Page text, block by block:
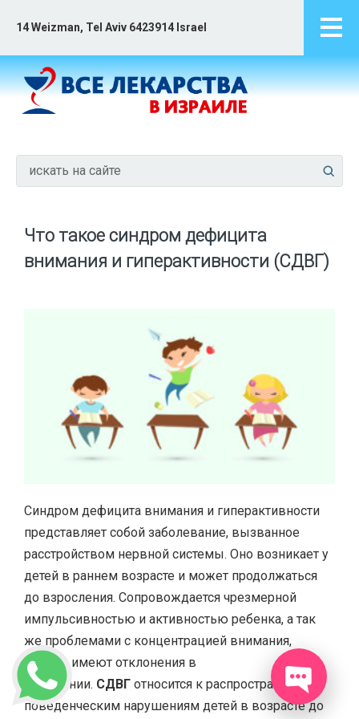
14 Weizman, Tel Aviv 6423914 Israel
Что такое синдром дефицита
внимания и гиперактивности (СДВГ)
Синдром дефицита внимания и гиперактивности
представляет собой заболевание, вызванное
расстройством нервной системы. Оно возникает у
детей в раннем возрасте и может продолжаться
до взросления. Сопровождается чрезмерной
импульсивностью и активностью ребенка, а так
же проблемами с концентрацией внимания,
многие имеют отклонения в
поведении. СДВГ относится к распространенным
поведенческим нарушениям детей в возрасте до